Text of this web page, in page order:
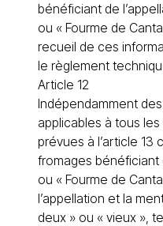
bénéficiant de
ou « Fourme de
recueil de ces
le règlement
Article 12
Indépendamment
applicables à tous
prévues à l’article 13
fromages bénéficiant
ou « Fourme de
l’appellation et la
deux » ou « vieux »,